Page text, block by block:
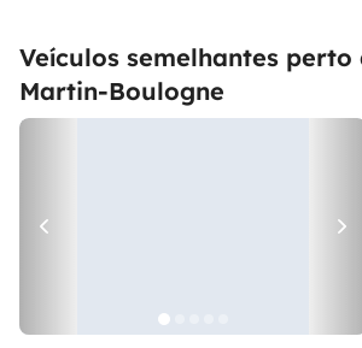
Veículos semelhantes perto
Martin-Boulogne